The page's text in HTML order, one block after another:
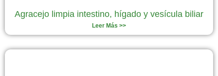
Agracejo limpia intestino, hígado y vesícula biliar
Leer Más >>